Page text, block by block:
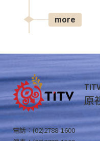
more
原
電話：(02)2788-1600